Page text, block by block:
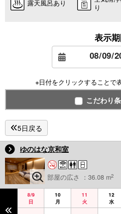
露天風呂あり
り
表示
※日付をクリックすることで
こだわり
5日戻る
ゆのはな京和室
部屋の広さ ：36.08 m2
8/9
日
10
月
11
火
12
水